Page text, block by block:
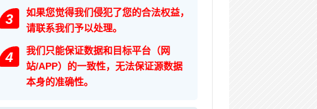
3
如果您觉得我们侵犯了您的合法权益，
请联系我们予以处理。
4
我们只能保证数据和目标平台（网
站/APP）的一致性，无法保证源数据
本身的准确性。